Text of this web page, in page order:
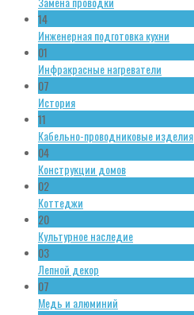
14
Инженерная подготовка кухни
01
Инфракрасные нагреватели
07
История
11
Кабельно-проводниковые изделия
04
Конструкции домов
02
Коттеджи
20
Культурное наследие
03
Лепной декор
07
Медь и алюминий